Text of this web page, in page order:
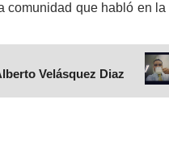
comunidad que habló en
Velásquez Diaz